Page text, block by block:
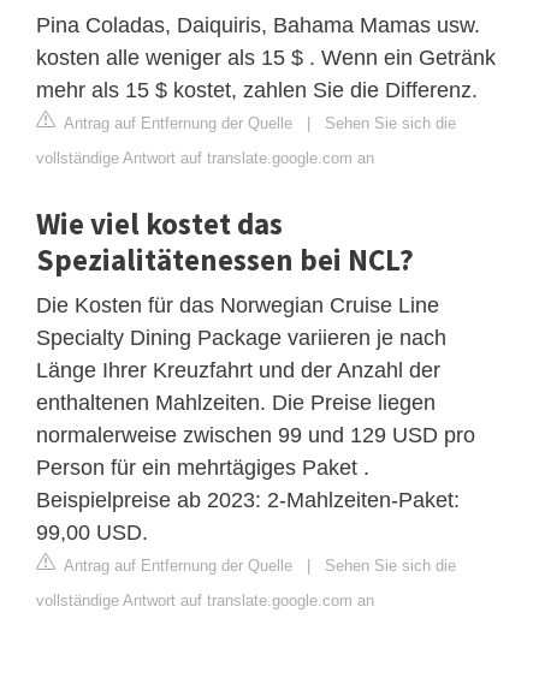
Pina Coladas, Daiquiris, Bahama Mamas usw.
kosten alle weniger als 15 $ . Wenn ein Getränk
mehr als 15 $ kostet, zahlen Sie die Differenz.
Antrag auf Entfernung der Quelle | Sehen Sie sich die
vollständige Antwort auf translate.google.com an
Wie viel kostet das
Spezialitätenessen bei NCL?
Die Kosten für das Norwegian Cruise Line
Specialty Dining Package variieren je nach
Länge Ihrer Kreuzfahrt und der Anzahl der
enthaltenen Mahlzeiten. Die Preise liegen
normalerweise zwischen 99 und 129 USD pro
Person für ein mehrtägiges Paket .
Beispielpreise ab 2023: 2-Mahlzeiten-Paket:
99,00 USD.
Antrag auf Entfernung der Quelle | Sehen Sie sich die
vollständige Antwort auf translate.google.com an